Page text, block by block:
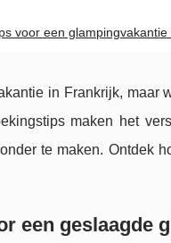
voor een glampingvakantie
in Frankrijk, maar
maken het
te maken. Ontdek
een geslaagde